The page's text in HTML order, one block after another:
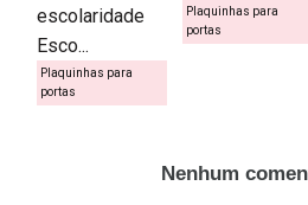
escolaridade
Esco...
Plaquinhas para
portas
Plaquinhas para
portas
Nenhum